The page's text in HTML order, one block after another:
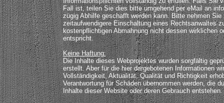
Fall ist, teilen Sie dies bitte umgehend per eMail an
zügig Abhilfe geschafft werden kann. Bitte nehmen
zeitaufwendigere Einschaltung eines Rechtsanwaltes
kostenpflichtigen Abmahnung nicht dessen wirklichen
entspricht.
Keine Haftung:
Die Inhalte dieses Webprojektes wurden sorgfältig
erstellt. Aber für die hier dargebotenen Informationen
Vollständigkeit, Aktualität, Qualität und Richtigkeit
Verantwortung für Schäden übernommen werden, die
Inhalte dieser Website oder deren Gebrauch entstehen.